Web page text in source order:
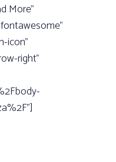
More"
icon"
right"